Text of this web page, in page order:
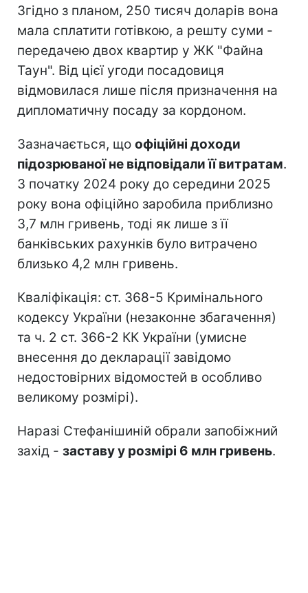
Згідно з планом, 250 тисяч доларів вона
мала сплатити готівкою, а решту суми -
передачею двох квартир у ЖК "Файна
Таун". Від цієї угоди посадовиця
відмовилася лише після призначення на
дипломатичну посаду за кордоном.
Зазначається, що офіційні доходи
підозрюваної не відповідали її витратам.
З початку 2024 року до середини 2025
року вона офіційно заробила приблизно
3,7 млн гривень, тоді як лише з її
банківських рахунків було витрачено
близько 4,2 млн гривень.
Кваліфікація: ст. 368-5 Кримінального
кодексу України (незаконне збагачення)
та ч. 2 ст. 366-2 КК України (умисне
внесення до декларації завідомо
недостовірних відомостей в особливо
великому розмірі).
Наразі Стефанішиній обрали запобіжний
захід - заставу у розмірі 6 млн гривень.